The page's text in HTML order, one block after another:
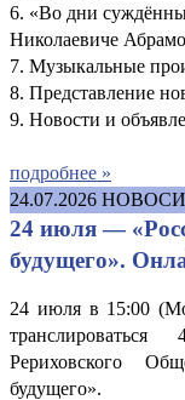
6. «Во дни
Николаевиче
7. Музыкальные
8. Представление
9. Новости и
подробнее »
24.07.2026
24 июля —
будущего».
24 июля в 15:00
Рериховского
будущего».